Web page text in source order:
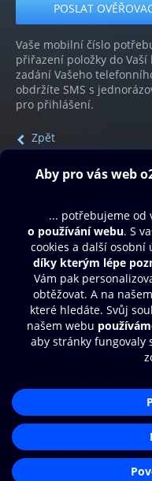
Vaše mobilní číslo
přiřazení položky do Vaší
zadání Vašeho
obdržíte SMS s
pro přihlášení.
Zpět
Obsah ke stažení
Moje O2 Knihovna
Další zábava
© O2 Czech Republic a.s.
Přístupnost
Zásady zpracování
Nastavení cookies